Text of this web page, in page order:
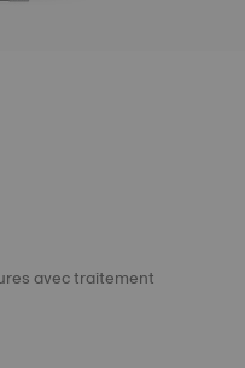
avec traitement